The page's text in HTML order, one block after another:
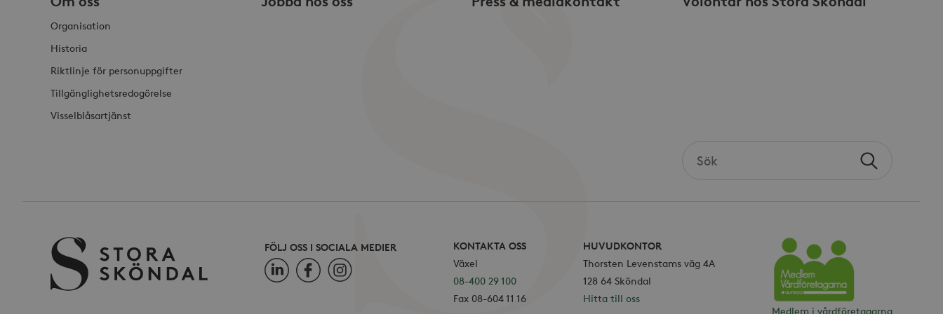
Organisation
Historia
Riktlinje för personuppgifter
Tillgänglighetsredogörelse
Visselblåsartjänst
Sök
FÖLJ OSS I SOCIALA MEDIER
LinkedInFacebookInstagram
KONTAKTA OSS
Växel
08-400 29 100
Fax 08-604 11 16
HUVUDKONTOR
Thorsten Levenstams väg 4A
128 64 Sköndal
Hitta till oss
Vårdföretagarna
Medlem i vårdföretagarna
användare genom att tilldela ett slumpmässigt genererat